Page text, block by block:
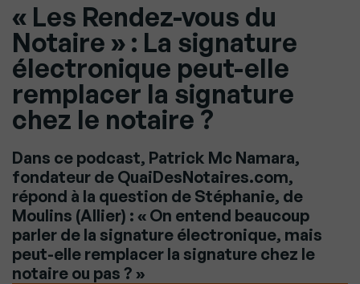
« Les Rendez-vous du
Notaire » : La signature
électronique peut-elle
remplacer la signature
chez le notaire ?
Dans ce podcast, Patrick Mc Namara,
fondateur de QuaiDesNotaires.com,
répond à la question de Stéphanie, de
Moulins (Allier) : « On entend beaucoup
parler de la signature électronique, mais
peut-elle remplacer la signature chez le
notaire ou pas ? »